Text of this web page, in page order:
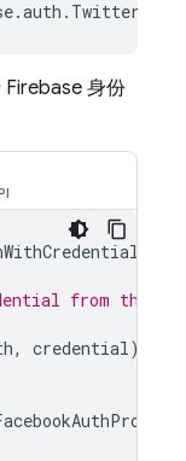
.auth .
身份
from the
, credential)